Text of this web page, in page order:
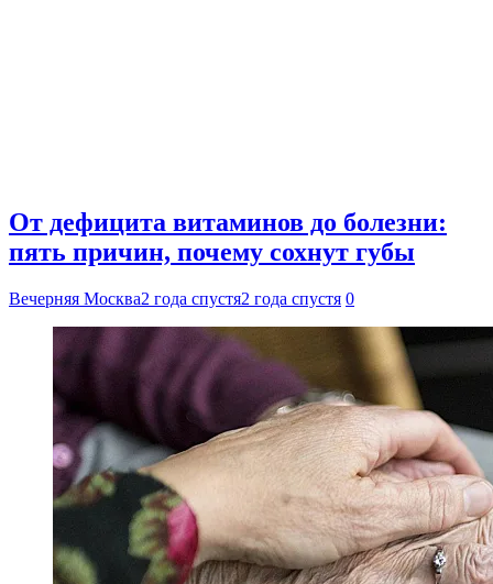
От дефицита витаминов до болезни:
пять причин, почему сохнут губы
Вечерняя Москва2 года спустя2 года спустя 0